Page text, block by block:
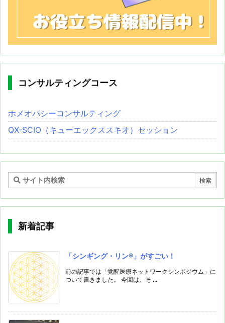
コンサルティングコース
ホメオパシーコンサルティング
QX-SCIO（キューエックススキオ）セッション
新着記事
「シンギング・リン®️」がすごい！
前の記事では「覚醒医療ネットワークシンポジウム」に
ついて書きました。 今回は、そ ...